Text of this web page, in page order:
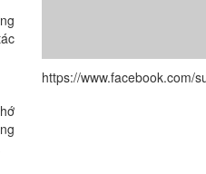
https://www.facebook.com/